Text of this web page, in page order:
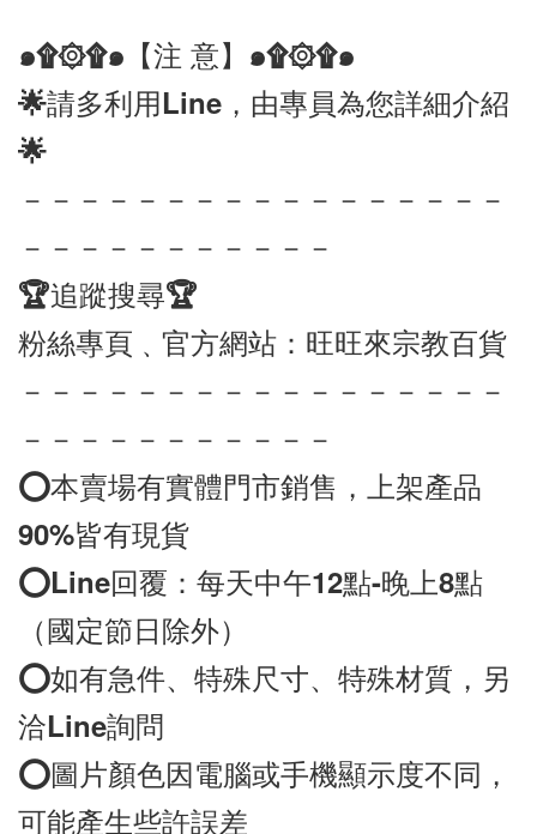
๑۩۞۩๑【注 意】๑۩۞۩๑
🌟請多利用Line，由專員為您詳細介紹
🌟
－－－－－－－－－－－－－－－－－
－－－－－－－－－－－
🏆追蹤搜尋🏆
粉絲專頁﹑官方網站：旺旺來宗教百貨
－－－－－－－－－－－－－－－－－
－－－－－－－－－－－
⭕️本賣場有實體門市銷售，上架產品
90%皆有現貨
⭕️Line回覆：每天中午12點-晚上8點
（國定節日除外）
⭕️如有急件、特殊尺寸、特殊材質，另
洽Line詢問
⭕️圖片顏色因電腦或手機顯示度不同，
可能產生些許誤差